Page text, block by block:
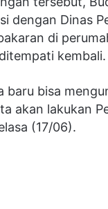
dengan Dinas
di
kembali.
baru bisa
akan lakukan
(17/06).